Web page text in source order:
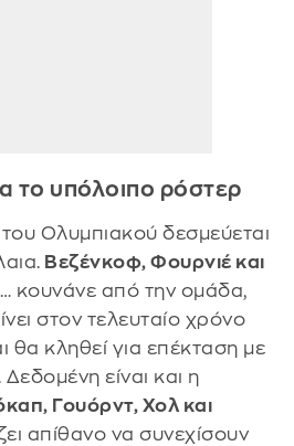
το υπόλοιπο ρόστερ
Ολυμπιακού δεσμεύεται
Βεζένκοφ, Φουρνιέ και
κουνάνε από την ομάδα,
στον τελευταίο χρόνο
θα κληθεί για επέκταση με
είναι και η
Γουόρντ, Χολ και
απίθανο να συνεχίσουν